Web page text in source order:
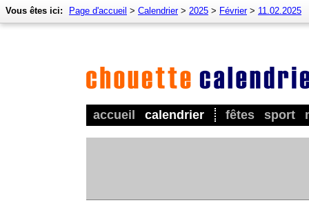
accueil calendrier fêtes sport
Vous êtes ici: Page d'accueil > Calendrier> 2025 > Février> 11.02.2025